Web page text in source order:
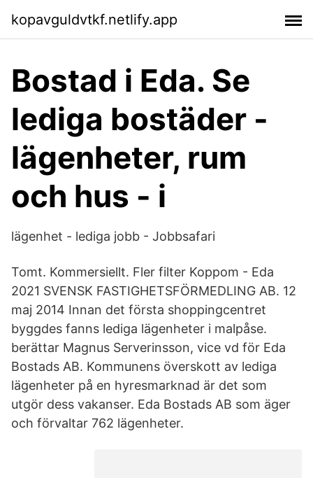
kopavguldvtkf.netlify.app
Bostad i Eda. Se
lediga bostäder -
lägenheter, rum
och hus - i
lägenhet - lediga jobb - Jobbsafari
Tomt. Kommersiellt. Fler filter Koppom - Eda
2021 SVENSK FASTIGHETSFÖRMEDLING AB. 12
maj 2014 Innan det första shoppingcentret
byggdes fanns lediga lägenheter i malpåse.
berättar Magnus Serverinsson, vice vd för Eda
Bostads AB. Kommunens överskott av lediga
lägenheter på en hyresmarknad är det som
utgör dess vakanser. Eda Bostads AB som äger
och förvaltar 762 lägenheter.